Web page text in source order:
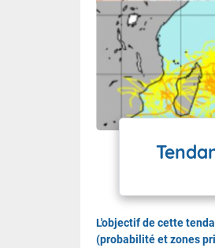
L'objectif de cette
(probabilité et zones